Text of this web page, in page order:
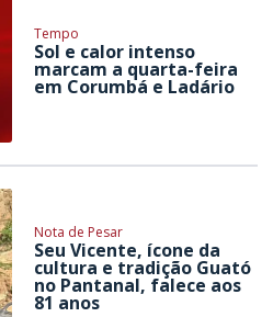
Tempo
Sol e calor intenso
marcam a quarta-feira
em Corumbá e Ladário
Nota de Pesar
Seu Vicente, ícone da
cultura e tradição Guató
no Pantanal, falece aos
81 anos